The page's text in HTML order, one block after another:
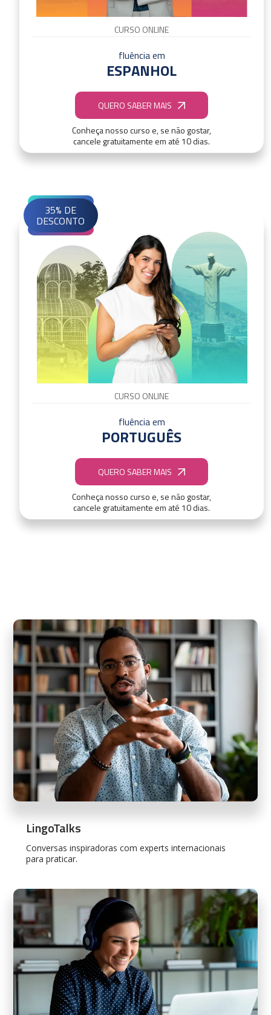
CURSO ONLINE
fluência em
ESPANHOL
QUERO SABER MAIS
Conheça nosso curso e, se não gostar,
cancele gratuitamente em até 10 dias.
CURSO ONLINE
fluência em
PORTUGUÊS
QUERO SABER MAIS
Conheça nosso curso e, se não gostar,
cancele gratuitamente em até 10 dias.
35% DE
DESCONTO
LingoTalks
Conversas inspiradoras com experts internacionais
para praticar.